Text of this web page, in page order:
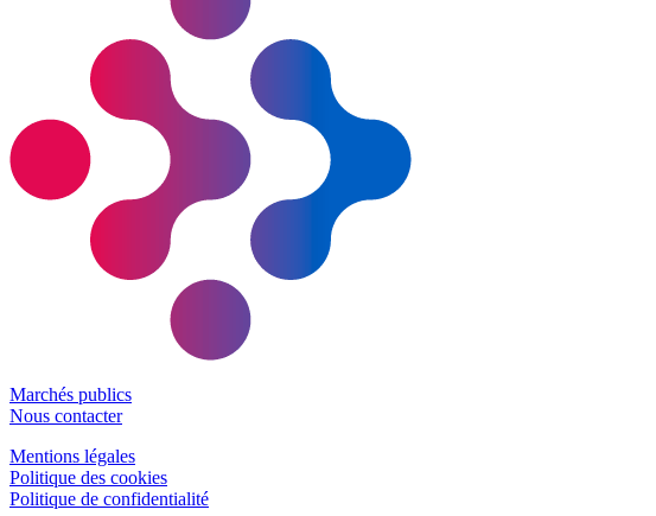
Marchés publics
Nous contacter
Mentions légales
Politique des cookies
Politique de confidentialité